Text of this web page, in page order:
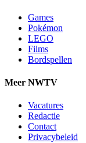
Games
Pokémon
LEGO
Films
Bordspellen
Meer NWTV
Vacatures
Redactie
Contact
Privacybeleid